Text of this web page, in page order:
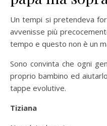
Un tempi si pretendeva
avvenisse più
tempo e questo non è un
Sono convinta che ogni
proprio bambino ed
tappe evolutive.
Tiziana